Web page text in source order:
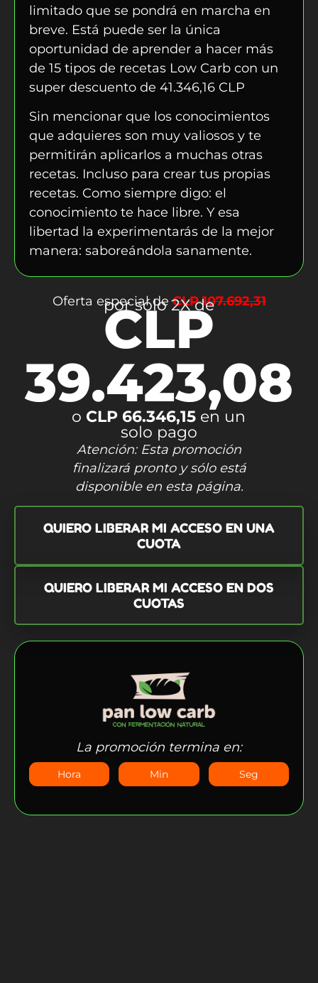
limitado que se pondrá en marcha en
breve. Está puede ser la única
oportunidad de aprender a hacer más
de 15 tipos de recetas Low Carb con un
super descuento de 41.346,16 CLP
Sin mencionar que los conocimientos
que adquieres son muy valiosos y te
permitirán aplicarlos a muchas otras
recetas. Incluso para crear tus propias
recetas. Como siempre digo: el
conocimiento te hace libre. Y esa
libertad la experimentarás de la mejor
manera: saboreándola sanamente.
Oferta especial deCLP 107.692,31
por sólo 2X de
CLP
39.423,08
oCLP 66.346,15 en un
solo pago
Atención: Esta promoción
finalizará pronto y sólo está
disponible en esta página.
QUIERO LIBERAR MI ACCESO EN UNA
CUOTA
QUIERO LIBERAR MI ACCESO EN DOS
CUOTAS
La promoción termina en:
Hora Min Seg